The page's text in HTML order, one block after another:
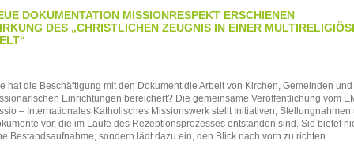
DOKUMENTATION MISSIONRESPEKT ERSCHIENEN
DES „CHRISTLICHEN ZEUGNIS IN EINER
hat die Beschäftigung mit den Dokument die Arbeit von Kirchen, Gemeinden und
Einrichtungen bereichert? Die gemeinsame Veröffentlichung vom
– Internationales Katholisches Missionswerk stellt Initiativen, Stellungnahmen
vor, die im Laufe des Rezeptionsprozesses entstanden sind. Sie bietet
Bestandsaufnahme, sondern lädt dazu ein, den Blick nach vorn zu richten.